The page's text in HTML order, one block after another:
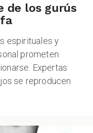
de los gurús
espirituales y
prometen
Expertas
se reproducen